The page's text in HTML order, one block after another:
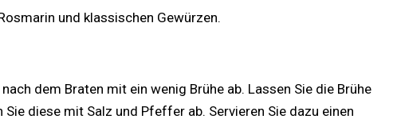
und klassischen Gewürzen.
dem Braten mit ein wenig Brühe ab. Lassen Sie die Brühe
diese mit Salz und Pfeffer ab. Servieren Sie dazu einen